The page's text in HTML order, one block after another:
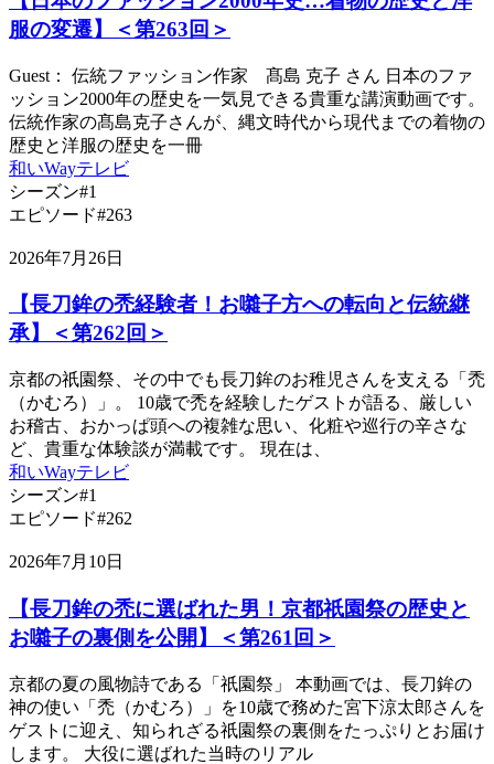
服の変遷】＜第263回＞
Guest： 伝統ファッション作家 髙島 克子 さん 日本のファ
ッション2000年の歴史を一気見できる貴重な講演動画です。
伝統作家の髙島克子さんが、縄文時代から現代までの着物の
歴史と洋服の歴史を一冊
和いWayテレビ
シーズン#1
エピソード#263
2026年7月26日
【長刀鉾の禿経験者！お囃子方への転向と伝統継
承】＜第262回＞
京都の祇園祭、その中でも長刀鉾のお稚児さんを支える「禿
（かむろ）」。 10歳で禿を経験したゲストが語る、厳しい
お稽古、おかっぱ頭への複雑な思い、化粧や巡行の辛さな
ど、貴重な体験談が満載です。 現在は、
和いWayテレビ
シーズン#1
エピソード#262
2026年7月10日
【長刀鉾の禿に選ばれた男！京都祇園祭の歴史と
お囃子の裏側を公開】＜第261回＞
京都の夏の風物詩である「祇園祭」 本動画では、長刀鉾の
神の使い「禿（かむろ）」を10歳で務めた宮下涼太郎さんを
ゲストに迎え、知られざる祇園祭の裏側をたっぷりとお届け
します。 大役に選ばれた当時のリアル